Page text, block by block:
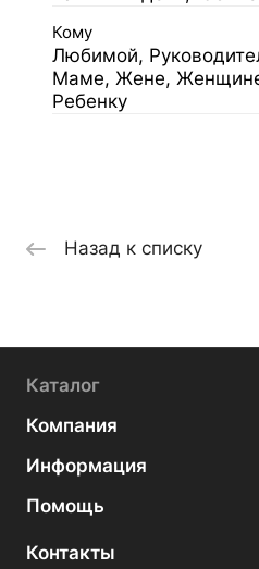
Кому
Любимой,
Маме, Жене,
Ребенку
Назад к списку
Каталог
Компания
Информация
Помощь
Контакты